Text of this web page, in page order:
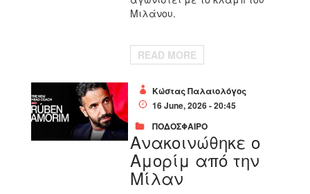
Μιλάνου.
READ MORE
Κώστας Παλαιολόγος
16 June, 2026 - 20:45
ΠΟΔΟΣΦΑΙΡΟ
Ανακοινώθηκε ο
Αμορίμ από την
Μίλαν